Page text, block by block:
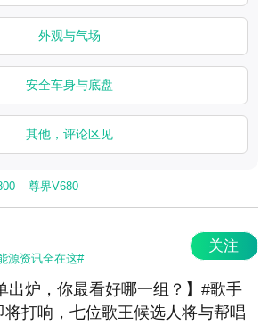
外观与气场
安全车身与底盘
其他，评论区见
尊界V680
源资讯全在这#
关注
出炉，你最看好哪一组？】#歌手
打响，七位歌王候选人将与帮唱